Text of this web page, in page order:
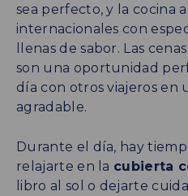
sea perfecto, y la cocina
internacionales con
llenas de sabor. Las
son una oportunidad
día con otros viajeros en
agradable.
Durante el día, hay
relajarte en la cubierta
libro al sol o dejarte